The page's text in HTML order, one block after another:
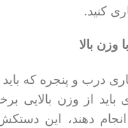
کنید.
از وزن بالایی
دهند، این